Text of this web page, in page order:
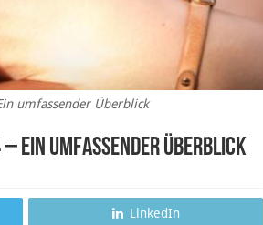
umfassender Überblick
Ein umfassender Überblick
LinkedIn